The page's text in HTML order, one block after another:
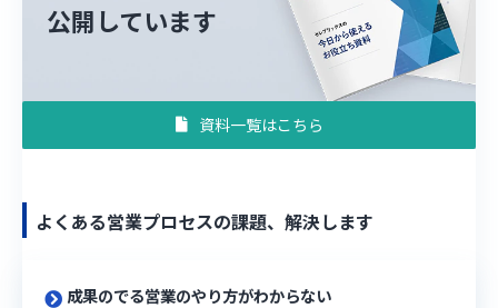
公開しています
資料一覧はこちら
よくある営業プロセスの課題、解決します
成果のでる営業のやり方がわからない